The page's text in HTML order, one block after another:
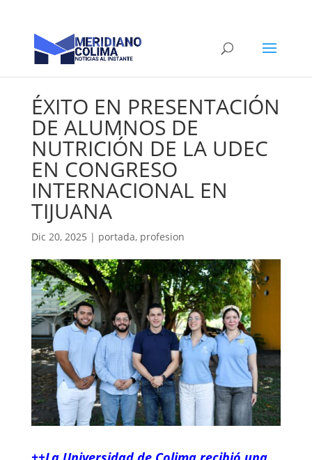
ÉXITO EN PRESENTACIÓN
DE ALUMNOS DE
NUTRICIÓN DE LA UDEC
EN CONGRESO
INTERNACIONAL EN
TIJUANA
Dic 20, 2025 | portada, profesion